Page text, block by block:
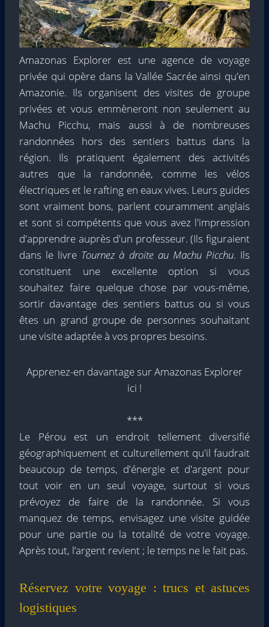
Amazonas Explorer est une agence de voyage
privée qui opère dans la Vallée Sacrée ainsi qu'en
Amazonie. Ils organisent des visites de groupe
privées et vous emmèneront non seulement au
Machu Picchu, mais aussi à de nombreuses
randonnées hors des sentiers battus dans la
région. Ils pratiquent également des activités
autres que la randonnée, comme les vélos
électriques et le rafting en eaux vives. Leurs guides
sont vraiment bons, parlent couramment anglais
et sont si compétents que vous avez l'impression
d'apprendre auprès d'un professeur. (Ils figuraient
dans le livre Tournez à droite au Machu Picchu. Ils
constituent une excellente option si vous
souhaitez faire quelque chose par vous-même,
sortir davantage des sentiers battus ou si vous
êtes un grand groupe de personnes souhaitant
une visite adaptée à vos propres besoins.
Apprenez-en davantage sur Amazonas Explorer
ici !
***
Le Pérou est un endroit tellement diversifié
géographiquement et culturellement qu'il faudrait
beaucoup de temps, d'énergie et d'argent pour
tout voir en un seul voyage, surtout si vous
prévoyez de faire de la randonnée. Si vous
manquez de temps, envisagez une visite guidée
pour une partie ou la totalité de votre voyage.
Après tout, l’argent revient ; le temps ne le fait pas.
Réservez votre voyage : trucs et astuces
logistiques